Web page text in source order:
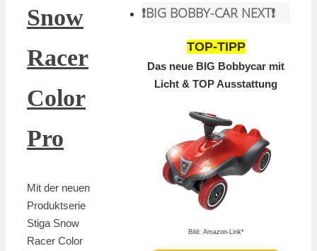
Snow
Racer
Color
Pro
Mit der neuen
Produktserie
Stiga Snow
Racer Color
❗️BIG BOBBY-CAR NEXT❗️
TOP-TIPP
Das neue BIG Bobbycar mit
Licht & TOP Ausstattung
Bild: Amazon-Link*